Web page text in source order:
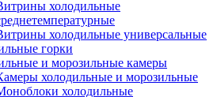
холодильные
холодильные универсальные
горки
и морозильные камеры
холодильные и морозильные
холодильные